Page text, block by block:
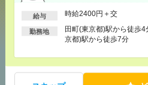
給与 時給2400円＋交
勤務地
田町(東京都)駅から徒歩4
京都)駅から徒歩7分
気にな
おすすめ